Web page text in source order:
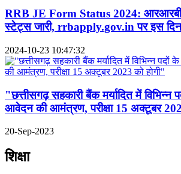
RRB JE Form Status 2024:
स्टेट्स जारी, rrbapply.gov.in पर इस दिन
2024-10-23 10:47:32
"छत्तीसगढ़ सहकारी बैंक मर्यादित में
आवेदन की आमंत्रण, परीक्षा 15 अक्टूबर
20-Sep-2023
शिक्षा